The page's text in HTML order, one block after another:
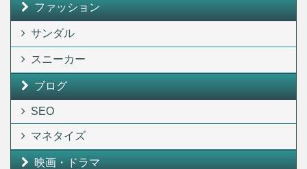
ファッション
サンダル
スニーカー
ブログ
SEO
マネタイズ
映画・ドラマ